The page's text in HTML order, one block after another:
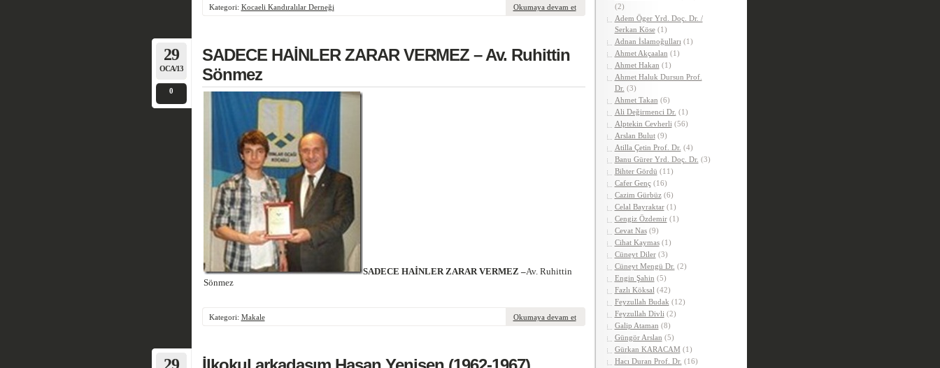
Kategori: Kocaeli Kandıralılar Derneği Okumaya devam et
29
OCA/13
0
SADECE HAİNLER ZARAR VERMEZ – Av. Ruhittin
Sönmez
SADECE HAİNLER ZARAR VERMEZ –Av. Ruhittin
Sönmez
Kategori: Makale Okumaya devam et
29
(2)
Adem Öger Yrd. Doç. Dr. /
Serkan Köse(1)
Adnan İslamoğulları (1)
Ahmet Akçaalan (1)
Ahmet Hakan (1)
Ahmet Haluk Dursun Prof.
Dr. (3)
Ahmet Takan (6)
Ali Değirmenci Dr. (1)
Alptekin Cevherli (56)
Arslan Bulut(9)
Atilla Çetin Prof. Dr. (4)
Banu Gürer Yrd. Doç. Dr. (3)
Bihter Gördü (11)
Cafer Genç(16)
Cazim Gürbüz(6)
Celal Bayraktar(1)
Cengiz Özdemir(1)
Cevat Nas(9)
Cihat Kaymas(1)
Cüneyt Diler(3)
Cüneyt Mengü Dr. (2)
Engin Şahin (5)
Fazlı Köksal (42)
Feyzullah Budak (12)
Feyzullah Divli (2)
Galip Ataman (8)
Güngör Arslan (5)
Gürkan KARACAM (1)
Hacı Duran Prof. Dr. (16)